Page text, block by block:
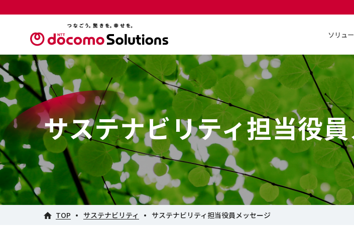
ソリュ
サステナビリティ担当役
TOP サステナビリティ サステナビリティ担当役員メッセージ